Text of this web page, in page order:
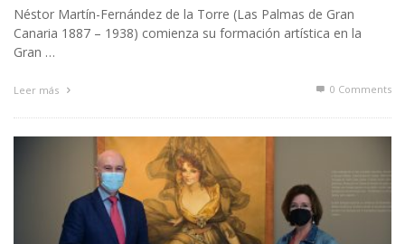
Néstor Martín-Fernández de la Torre (Las Palmas de Gran
Canaria 1887 – 1938) comienza su formación artística en la
Gran …
Leer más 0 Comments